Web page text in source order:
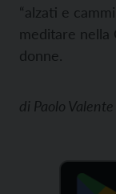
“alzati e
meditare nella
donne.
di Paolo Valente